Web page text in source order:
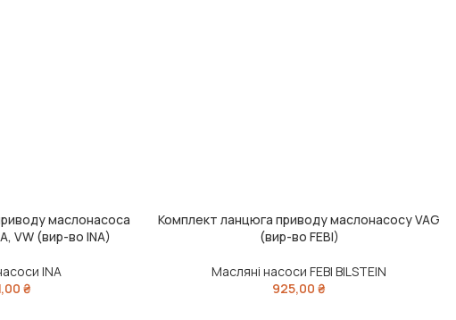
маслонасоса
VW (вир-во INA)
INA
₴
ДОДАТИ В КОШИК
Комплект ланцюга приводу маслонасосу VAG
(вир-во FEBI)
Масляні насоси FEBI BILSTEIN
925,00₴